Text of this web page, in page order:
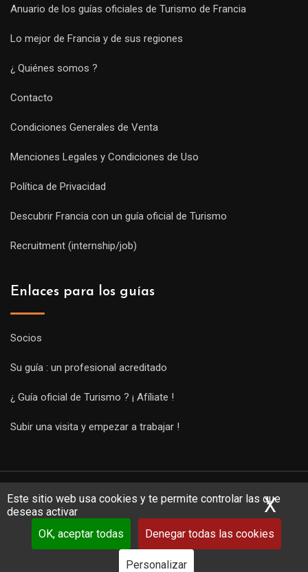
Este sitio web usa cookies y te permite controlar las que
deseas activar
OK, aceptar todas
Denegar todas las cookies
Personalizar
X
Anuario de los guías oficiales de Turismo de Francia
Lo mejor de Francia y de sus regiones
¿ Quiénes somos ?
Contacto
Condiciones Generales de Venta
Menciones Legales y Condiciones de Uso
Política de Privacidad
Descubrir Francia con un guía oficial de Turismo
Recruitment (internship/job)
Enlaces para los guías
Socios
Su guía : un profesional acreditado
¿ Guía oficial de Turismo ? ¡ Afíliate !
Subir una visita y empezar a trabajar !
Copyright Guides 2021. Tous droits réservés.
Développement
web sur mesurepar iSoluce